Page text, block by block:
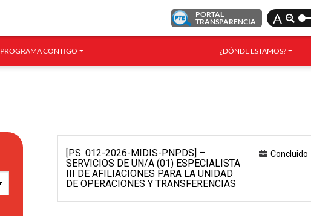
PORTAL
TRANSPARENCIA
A
PROGRAMA CONTIGO ¿DÓNDE ESTAMOS?
[P.S. 012-2026-MIDIS-PNPDS] –
SERVICIOS DE UN/A (01) ESPECIALISTA
III DE AFILIACIONES PARA LA UNIDAD
DE OPERACIONES Y TRANSFERENCIAS
Concluido